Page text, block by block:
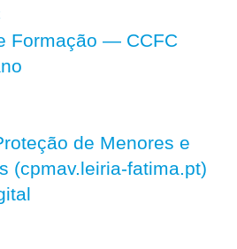
Formação — CCFC
de Menores e
(cpmav.leiria-fatima.pt)